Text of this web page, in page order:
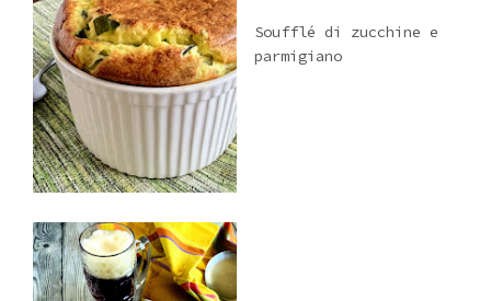
Soufflé di zucchine e
parmigiano